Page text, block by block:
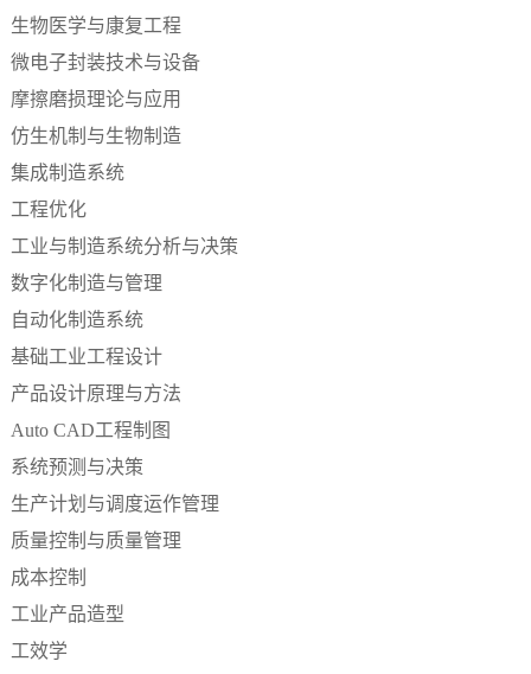
生物医学与康复工程
微电子封装技术与设备
摩擦磨损理论与应用
仿生机制与生物制造
集成制造系统
工程优化
工业与制造系统分析与决策
数字化制造与管理
自动化制造系统
基础工业工程设计
产品设计原理与方法
Auto CAD工程制图
系统预测与决策
生产计划与调度运作管理
质量控制与质量管理
成本控制
工业产品造型
工效学